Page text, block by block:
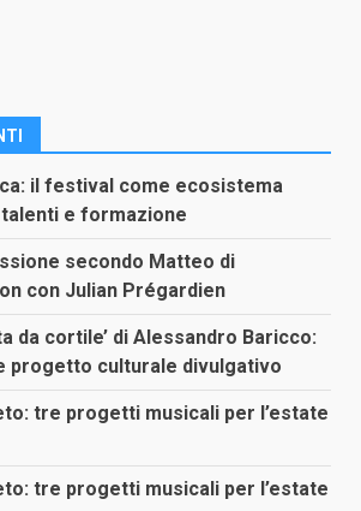
il festival come ecosistema
e formazione
secondo Matteo di
con Julian Prégardien
da cortile’ di Alessandro Baricco:
progetto culturale divulgativo
tre progetti musicali per l’estate
tre progetti musicali per l’estate